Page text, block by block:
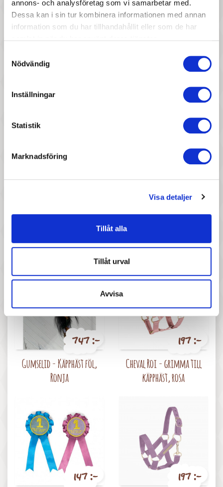
annons- och analysföretag som vi samarbetar med.
Dessa kan i sin tur kombinera informationen med annan
information som du har tillhandahållit eller som de har
Nödvändig
Inställningar
Statistik
Marknadsföring
Visa detaljer
Tillåt alla
Tillåt urval
Avvisa
Cheval Roi - Huva/Powder
827 :-
Cheval Roi - Käpphäst, Coco
827 :-
Charlie
747 :-
Gumselid - Käpphäst föl,
Ronja
197 :-
Cheval Roi - grimma till
käpphäst, rosa
147 :- 197 :-